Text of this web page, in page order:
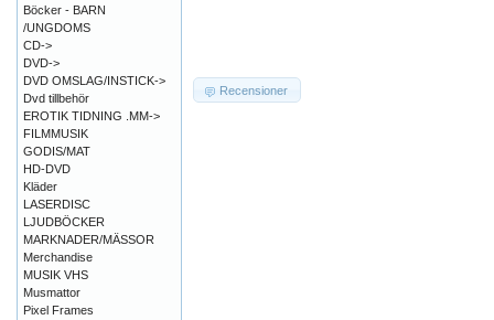
Recensioner
Böcker - BARN
/UNGDOMS
CD->
DVD->
DVD OMSLAG/INSTICK->
Dvd tillbehör
EROTIK TIDNING .MM->
FILMMUSIK
GODIS/MAT
HD-DVD
Kläder
LASERDISC
LJUDBÖCKER
MARKNADER/MÄSSOR
Merchandise
MUSIK VHS
Musmattor
Pixel Frames